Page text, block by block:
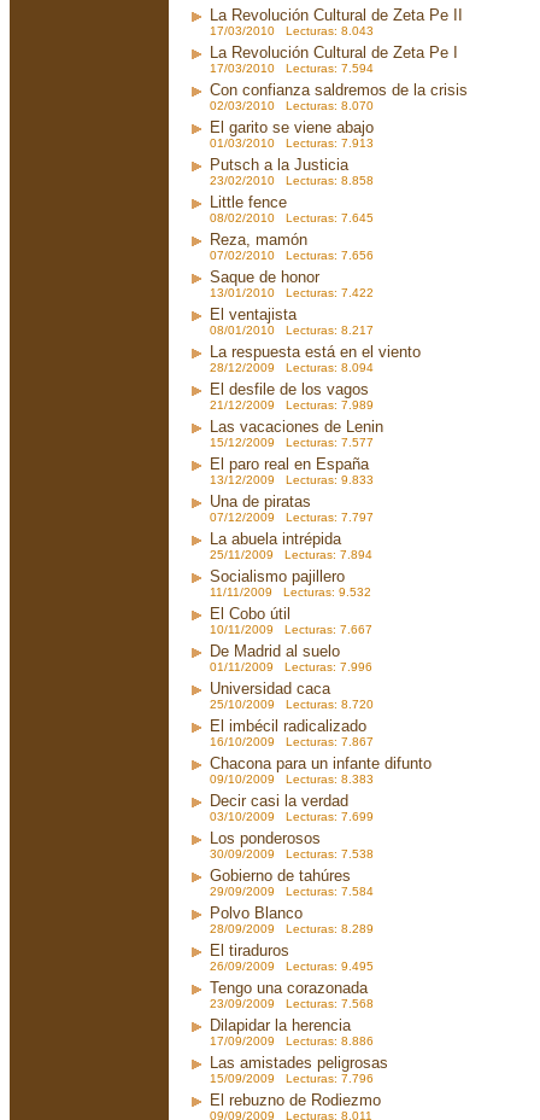
La Revolución Cultural de Zeta Pe II
17/03/2010 Lecturas: 8.043
La Revolución Cultural de Zeta Pe I
17/03/2010 Lecturas: 7.594
Con confianza saldremos de la crisis
02/03/2010 Lecturas: 8.070
El garito se viene abajo
01/03/2010 Lecturas: 7.913
Putsch a la Justicia
23/02/2010 Lecturas: 8.858
Little fence
08/02/2010 Lecturas: 7.645
Reza, mamón
07/02/2010 Lecturas: 7.656
Saque de honor
13/01/2010 Lecturas: 7.422
El ventajista
08/01/2010 Lecturas: 8.217
La respuesta está en el viento
28/12/2009 Lecturas: 8.094
El desfile de los vagos
21/12/2009 Lecturas: 7.989
Las vacaciones de Lenin
15/12/2009 Lecturas: 7.577
El paro real en España
13/12/2009 Lecturas: 9.833
Una de piratas
07/12/2009 Lecturas: 7.797
La abuela intrépida
25/11/2009 Lecturas: 7.894
Socialismo pajillero
11/11/2009 Lecturas: 9.532
El Cobo útil
10/11/2009 Lecturas: 7.667
De Madrid al suelo
01/11/2009 Lecturas: 7.996
Universidad caca
25/10/2009 Lecturas: 8.720
El imbécil radicalizado
16/10/2009 Lecturas: 7.867
Chacona para un infante difunto
09/10/2009 Lecturas: 8.383
Decir casi la verdad
03/10/2009 Lecturas: 7.699
Los ponderosos
30/09/2009 Lecturas: 7.538
Gobierno de tahúres
29/09/2009 Lecturas: 7.584
Polvo Blanco
28/09/2009 Lecturas: 8.289
El tiraduros
26/09/2009 Lecturas: 9.495
Tengo una corazonada
23/09/2009 Lecturas: 7.568
Dilapidar la herencia
17/09/2009 Lecturas: 8.886
Las amistades peligrosas
15/09/2009 Lecturas: 7.796
El rebuzno de Rodiezmo
09/09/2009 Lecturas: 8.011